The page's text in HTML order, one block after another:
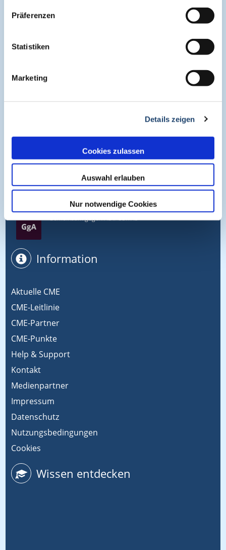
Präferenzen
Statistiken
Marketing
Details zeigen
Cookies zulassen
Auswahl erlauben
Nur notwendige Cookies
Online Symposien
Symposium Asthma und Allergien
Symposium EcoMed
Gemeinsam gegen ADIPOSITAS
Information
Aktuelle CME
CME-Leitlinie
CME-Partner
CME-Punkte
Help & Support
Kontakt
Medienpartner
Impressum
Datenschutz
Nutzungsbedingungen
Cookies
Wissen entdecken